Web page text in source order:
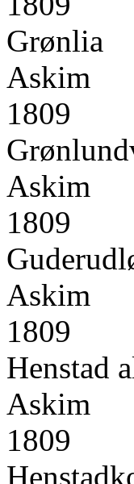
Grønlia
Askim
1809
Askim
1809
Askim
1809
Henstad
Askim
1809